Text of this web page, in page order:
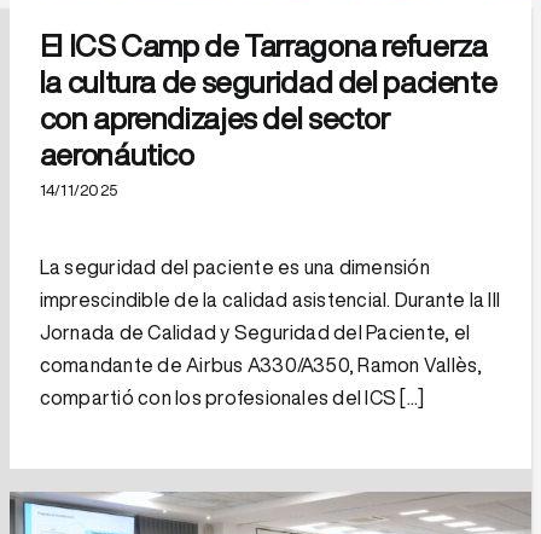
El ICS Camp de Tarragona refuerza
la cultura de seguridad del paciente
con aprendizajes del sector
aeronáutico
14/11/2025
La seguridad del paciente es una dimensión
imprescindible de la calidad asistencial. Durante la III
Jornada de Calidad y Seguridad del Paciente, el
comandante de Airbus A330/A350, Ramon Vallès,
compartió con los profesionales del ICS [...]